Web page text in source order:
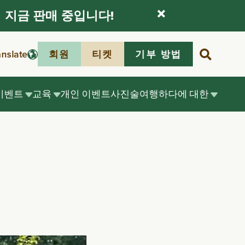
회원 티켓 기부 방법
벤트 교육 개인 이벤트사진술여행하다에 대한
금 판매 중입니다!